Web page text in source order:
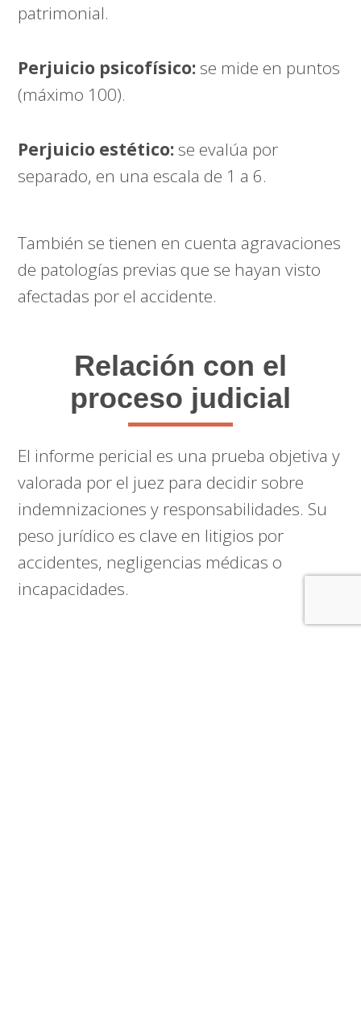
patrimonial.
Perjuicio psicofísico: se mide en puntos
(máximo 100).
Perjuicio estético: se evalúa por
separado, en una escala de 1 a 6.
También se tienen en cuenta agravaciones
de patologías previas que se hayan visto
afectadas por el accidente.
Relación con el
proceso judicial
El informe pericial es una prueba objetiva y
valorada por el juez para decidir sobre
indemnizaciones y responsabilidades. Su
peso jurídico es clave en litigios por
accidentes, negligencias médicas o
incapacidades.